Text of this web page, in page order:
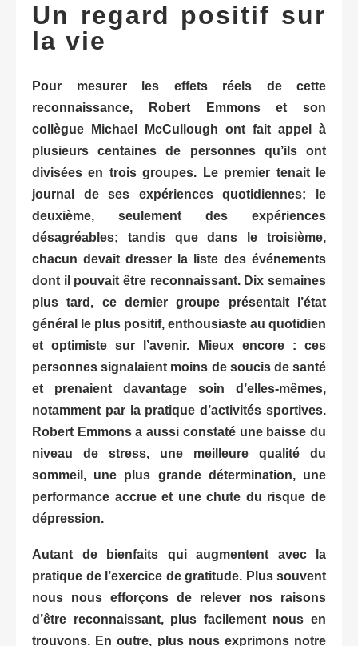
Un regard positif sur
la vie
Pour mesurer les effets réels de cette
reconnaissance, Robert Emmons et son
collègue Michael McCullough ont fait appel à
plusieurs centaines de personnes qu’ils ont
divisées en trois groupes. Le premier tenait le
journal de ses expériences quotidiennes; le
deuxième, seulement des expériences
désagréables; tandis que dans le troisième,
chacun devait dresser la liste des événements
dont il pouvait être reconnaissant. Dix semaines
plus tard, ce dernier groupe présentait l’état
général le plus positif, enthousiaste au quotidien
et optimiste sur l’avenir. Mieux encore : ces
personnes signalaient moins de soucis de santé
et prenaient davantage soin d’elles-mêmes,
notamment par la pratique d’activités sportives.
Robert Emmons a aussi constaté une baisse du
niveau de stress, une meilleure qualité du
sommeil, une plus grande détermination, une
performance accrue et une chute du risque de
dépression.
Autant de bienfaits qui augmentent avec la
pratique de l’exercice de gratitude. Plus souvent
nous nous efforçons de relever nos raisons
d’être reconnaissant, plus facilement nous en
trouvons. En outre, plus nous exprimons notre